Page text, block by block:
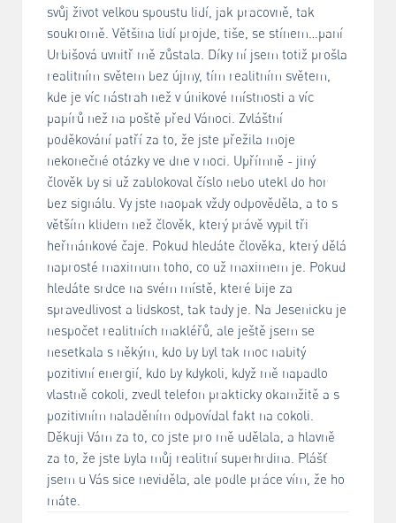
svůj život velkou spoustu lidí, jak pracovně, tak
soukromě. Většina lidí projde, tiše, se stínem…paní
Urbišová uvnitř mě zůstala. Díky ní jsem totiž prošla
realitním světem bez újmy, tím realitním světem,
kde je víc nástrah než v únikové místnosti a víc
papírů než na poště před Vánoci. Zvláštní
poděkování patří za to, že jste přežila moje
nekonečné otázky ve dne v noci. Upřímně - jiný
člověk by si už zablokoval číslo nebo utekl do hor
bez signálu. Vy jste naopak vždy odpověděla, a to s
větším klidem než člověk, který právě vypil tři
heřmánkové čaje. Pokud hledáte člověka, který dělá
naprosté maximum toho, co už maximem je. Pokud
hledáte srdce na svém místě, které bije za
spravedlivost a lidskost, tak tady je. Na Jesenicku je
nespočet realitních makléřů, ale ještě jsem se
nesetkala s někým, kdo by byl tak moc nabitý
pozitivní energií, kdo by kdykoli, když mě napadlo
vlastně cokoli, zvedl telefon prakticky okamžitě a s
pozitivním naladěním odpovídal fakt na cokoli.
Děkuji Vám za to, co jste pro mě udělala, a hlavně
za to, že jste byla můj realitní superhrdina. Plášť
jsem u Vás sice neviděla, ale podle práce vím, že ho
máte.